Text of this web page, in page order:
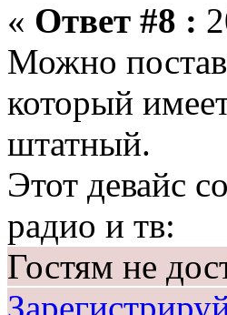
« Ответ #8 :
Можно
который
штатный.
Этот девайс
радио и тв:
Гостям не